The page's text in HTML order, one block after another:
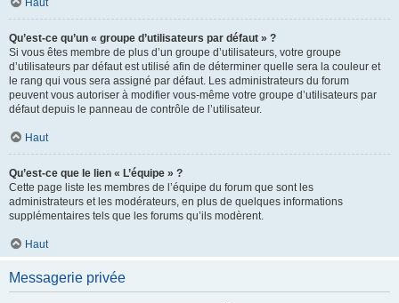
Haut
Qu’est-ce qu’un « groupe d’utilisateurs par défaut » ?
Si vous êtes membre de plus d’un groupe d’utilisateurs, votre groupe
d’utilisateurs par défaut est utilisé afin de déterminer quelle sera la couleur et
le rang qui vous sera assigné par défaut. Les administrateurs du forum
peuvent vous autoriser à modifier vous-même votre groupe d’utilisateurs par
défaut depuis le panneau de contrôle de l’utilisateur.
Haut
Qu’est-ce que le lien « L’équipe » ?
Cette page liste les membres de l’équipe du forum que sont les
administrateurs et les modérateurs, en plus de quelques informations
supplémentaires tels que les forums qu’ils modèrent.
Haut
Messagerie privée